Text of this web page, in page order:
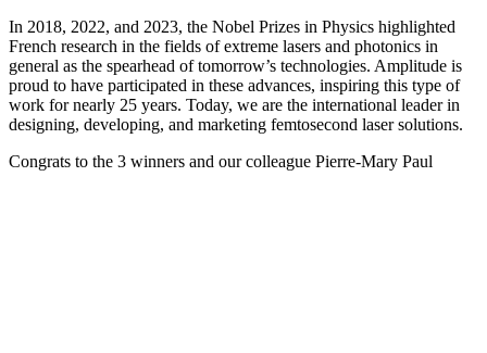
In 2018, 2022, and 2023, the Nobel Prizes in Physics highlighted
French research in the fields of extreme lasers and photonics in
general as the spearhead of tomorrow’s technologies. Amplitude is
proud to have participated in these advances, inspiring this type of
work for nearly 25 years. Today, we are the international leader in
designing, developing, and marketing femtosecond laser solutions.
Congrats to the 3 winners and our colleague Pierre-Mary Paul